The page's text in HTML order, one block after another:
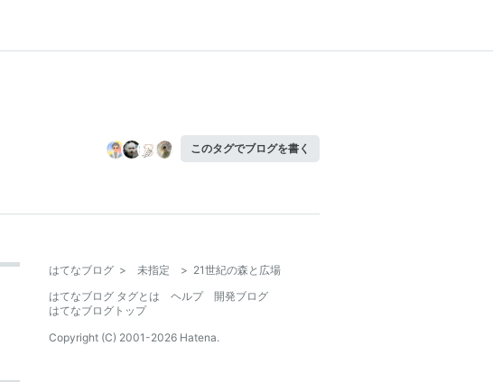
このタグでブログを書く
はてなブログ > 未指定 > 21世紀の森と広場
はてなブログ タグとは
ヘルプ
開発ブログ
はてなブログトップ
Copyright (C) 2001-2026 Hatena.